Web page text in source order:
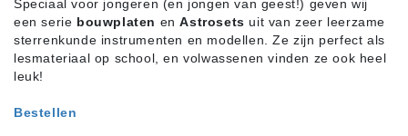
Speciaal voor jongeren (en jongen van geest!) geven wij
een serie bouwplaten enAstrosets uit van zeer leerzame
sterrenkunde instrumenten en modellen. Ze zijn perfect als
lesmateriaal op school, en volwassenen vinden ze ook heel
leuk!
Bestellen